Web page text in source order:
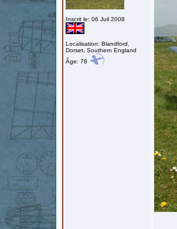
Inscrit le: 06 Juil 2008
Localisation: Blandford,
Dorset, Southern England
Âge: 78